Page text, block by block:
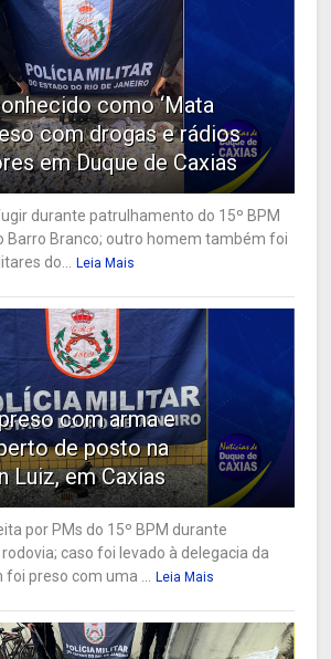
como ‘Mata
com drogas e rádios
em Duque de Caxias
durante patrulhamento do 15º BPM
Barro Branco; outro homem também foi
do...
Leia Mais
com arma e
de posto na
Luiz, em Caxias
por PMs do 15º BPM durante
caso foi levado à delegacia da
preso com uma ...
Leia Mais